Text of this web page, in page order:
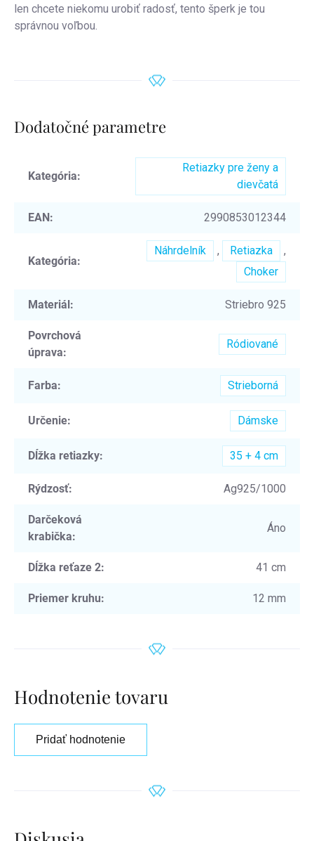
len chcete niekomu urobiť radosť, tento šperk je tou
správnou voľbou.
Dodatočné parametre
Kategória:
Retiazky pre ženy a
dievčatá
EAN: 2990853012344
Kategória:
Náhrdelník , Retiazka
,
Choker
Materiál: Striebro 925
Povrchová
úprava:
Ródiované
Farba: Strieborná
Určenie: Dámske
Dĺžka retiazky: 35 + 4 cm
Rýdzosť: Ag925/1000
Darčeková
krabička:
Áno
Dĺžka reťaze 2: 41 cm
Priemer kruhu: 12 mm
Hodnotenie tovaru
Pridať hodnotenie